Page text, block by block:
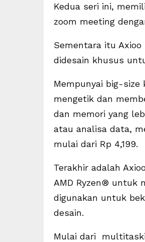
Kedua seri ini,
zoom meeting
Sementara itu
didesain khusus
Mempunyai big-size
mengetik dan
dan memori yang
atau analisa data,
mulai dari Rp 4,199.
Terakhir adalah
AMD Ryzen® untuk
digunakan untuk
desain.
Mulai dari